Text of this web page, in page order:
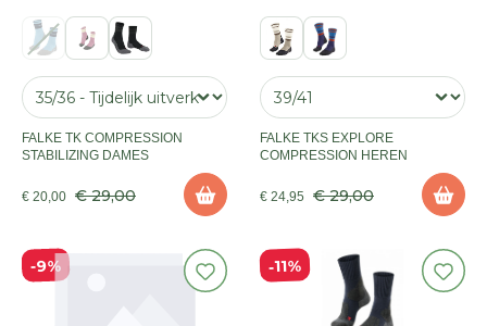
FALKE TK COMPRESSION
STABILIZING DAMES
€ 20,00 € 29,00
FALKE TKS EXPLORE
COMPRESSION HEREN
€ 24,95 € 29,00
9% 11%